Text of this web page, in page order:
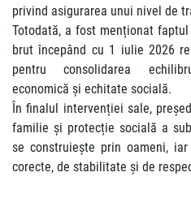
privind asigurarea unui nivel de
Totodată, a fost menționat
brut începând cu 1 iulie 2026
pentru consolidarea
economică și echitate socială.
În finalul intervenției sale,
familie și protecție socială a
se construiește prin oameni,
corecte, de stabilitate și de